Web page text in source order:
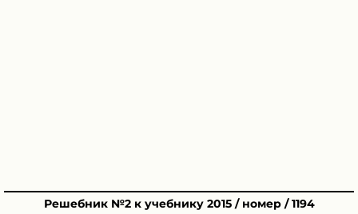
Решебник №2 к учебнику 2015 / номер / 1194